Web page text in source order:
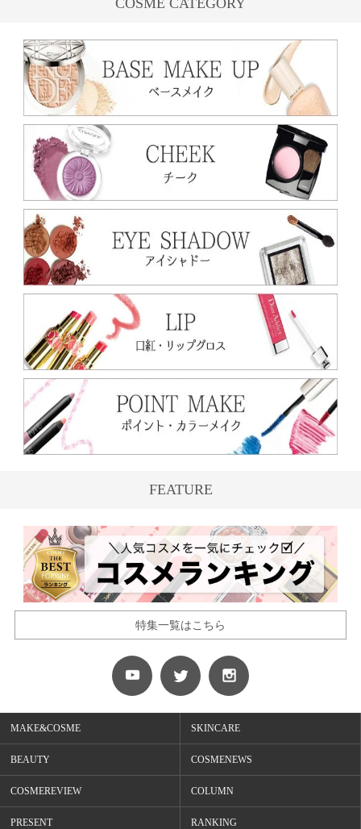
COSME CATEGORY
FEATURE
特集一覧はこちら
MAKE&COSME SKINCARE
BEAUTY COSMENEWS
COSMEREVIEW COLUMN
PRESENT RANKING